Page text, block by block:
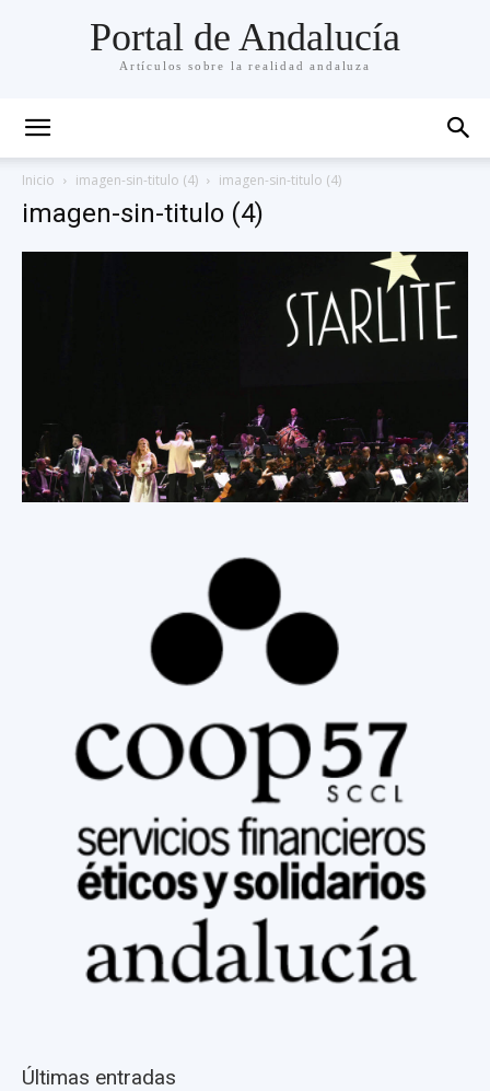
Portal de Andalucía
Artículos sobre la realidad andaluza
Inicio imagen-sin-titulo (4) imagen-sin-titulo (4)
imagen-sin-titulo (4)
Últimas entradas